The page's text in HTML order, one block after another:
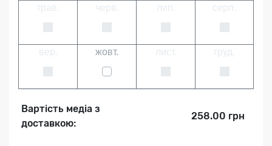
жовт.
Вартість медіа з
доставкою:
258.00 грн